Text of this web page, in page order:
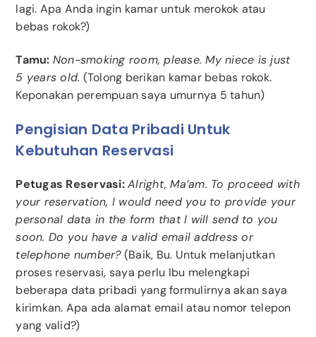
lagi. Apa Anda ingin kamar untuk merokok atau
bebas rokok?)
Tamu: Non-smoking room, please. My niece is just
5 years old. (Tolong berikan kamar bebas rokok.
Keponakan perempuan saya umurnya 5 tahun)
Pengisian Data Pribadi Untuk
Kebutuhan Reservasi
Petugas Reservasi: Alright, Ma’am. To proceed with
your reservation, I would need you to provide your
personal data in the form that I will send to you
soon. Do you have a valid email address or
telephone number?(Baik, Bu. Untuk melanjutkan
proses reservasi, saya perlu Ibu melengkapi
beberapa data pribadi yang formulirnya akan saya
kirimkan. Apa ada alamat email atau nomor telepon
yang valid?)